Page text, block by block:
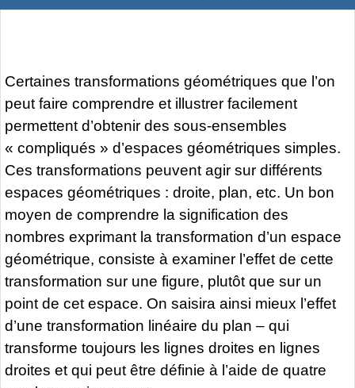
Certaines transformations géométriques que l’on
peut faire comprendre et illustrer facilement
permettent d’obtenir des sous-ensembles
« compliqués » d’espaces géométriques simples.
Ces transformations peuvent agir sur différents
espaces géométriques : droite, plan, etc. Un bon
moyen de comprendre la signification des
nombres exprimant la transformation d’un espace
géométrique, consiste à examiner l’effet de cette
transformation sur une figure, plutôt que sur un
point de cet espace. On saisira ainsi mieux l’effet
d’une transformation linéaire du plan – qui
transforme toujours les lignes droites en lignes
droites et qui peut être définie à l’aide de quatre